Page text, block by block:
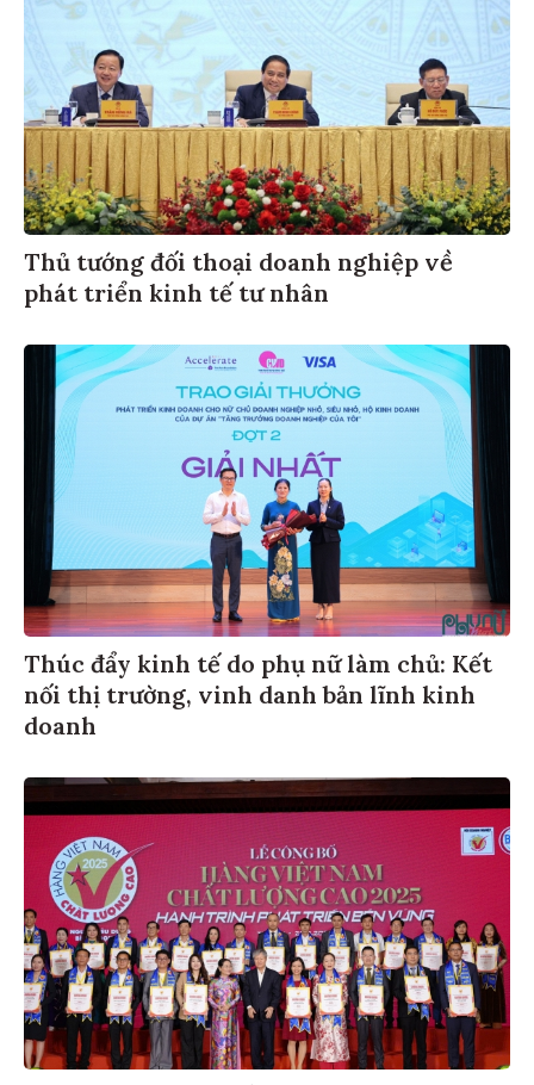
Thủ tướng đối thoại doanh nghiệp về
phát triển kinh tế tư nhân
Thúc đẩy kinh tế do phụ nữ làm chủ: Kết
nối thị trường, vinh danh bản lĩnh kinh
doanh